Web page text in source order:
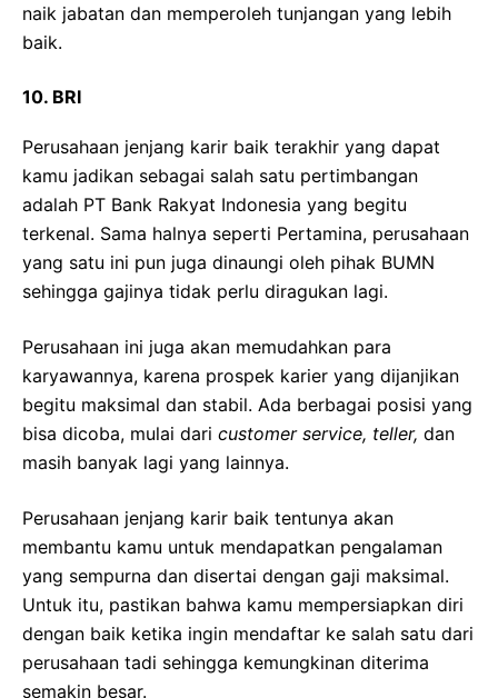
naik jabatan dan memperoleh tunjangan yang lebih
baik.
10. BRI
Perusahaan jenjang karir baik terakhir yang dapat
kamu jadikan sebagai salah satu pertimbangan
adalah PT Bank Rakyat Indonesia yang begitu
terkenal. Sama halnya seperti Pertamina, perusahaan
yang satu ini pun juga dinaungi oleh pihak BUMN
sehingga gajinya tidak perlu diragukan lagi.
Perusahaan ini juga akan memudahkan para
karyawannya, karena prospek karier yang dijanjikan
begitu maksimal dan stabil. Ada berbagai posisi yang
bisa dicoba, mulai dari customer service, teller, dan
masih banyak lagi yang lainnya.
Perusahaan jenjang karir baik tentunya akan
membantu kamu untuk mendapatkan pengalaman
yang sempurna dan disertai dengan gaji maksimal.
Untuk itu, pastikan bahwa kamu mempersiapkan diri
dengan baik ketika ingin mendaftar ke salah satu dari
perusahaan tadi sehingga kemungkinan diterima
semakin besar.